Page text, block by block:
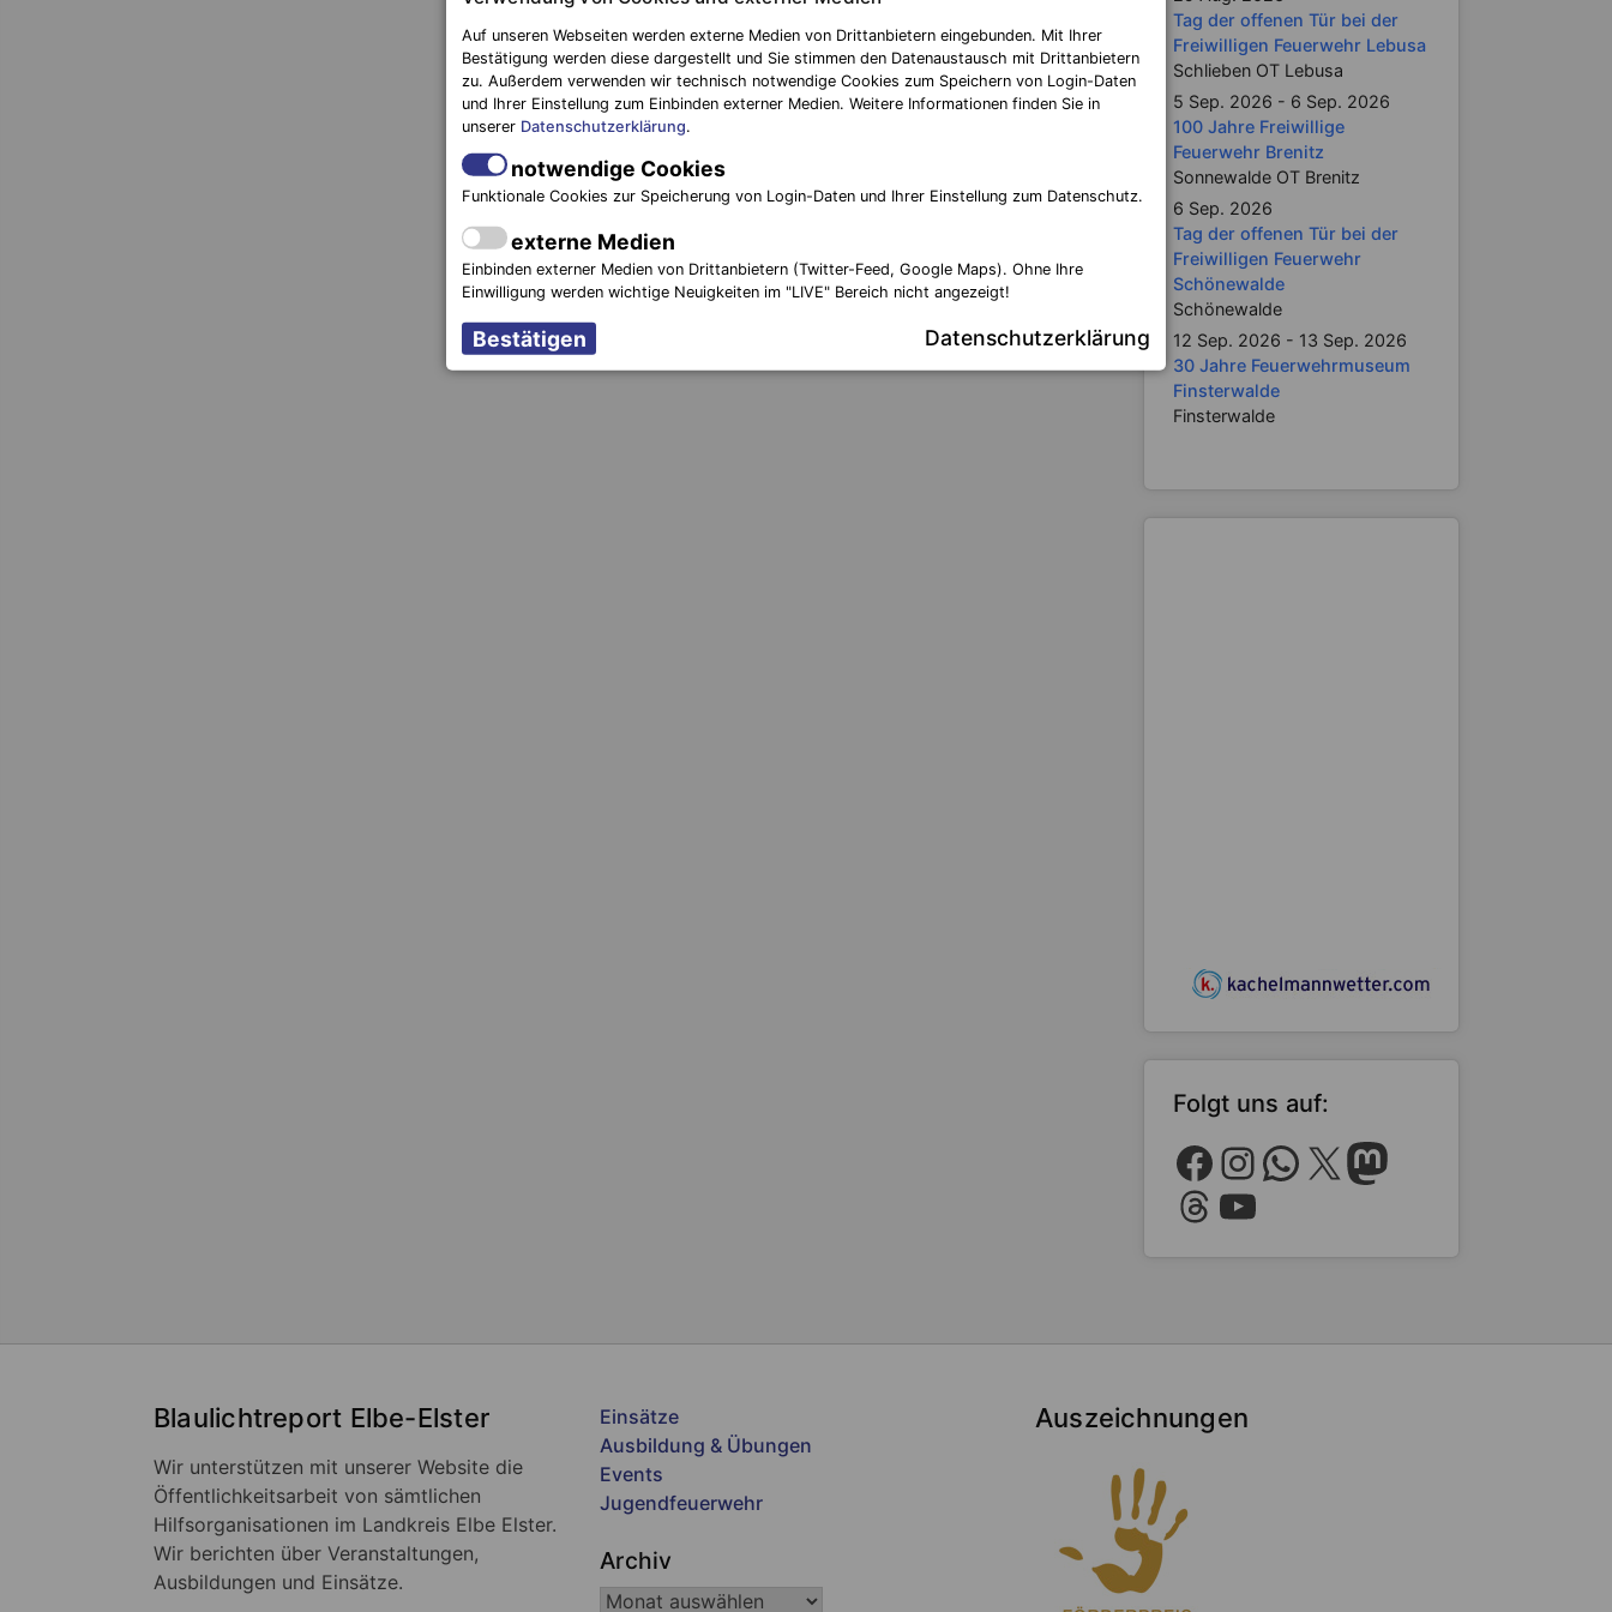
Tag der offenen Tür bei der
Freiwilligen Feuerwehr Lebusa
Schlieben OT Lebusa
5 Sep. 2026 - 6 Sep. 2026
100 Jahre Freiwillige
Feuerwehr Brenitz
Sonnewalde OT Brenitz
6 Sep. 2026
Tag der offenen Tür bei der
Freiwilligen Feuerwehr
Schönewalde
Schönewalde
12 Sep. 2026 - 13 Sep. 2026
30 Jahre Feuerwehrmuseum
Finsterwalde
Finsterwalde
Folgt uns auf:
Facebook
Instagram
WhatsApp
X Mastodon
Threads
YouTube
Blaulichtreport Elbe-Elster
Wir unterstützen mit unserer Website die
Öffentlichkeitsarbeit von sämtlichen
Hilfsorganisationen im Landkreis Elbe Elster.
Wir berichten über Veranstaltungen,
Ausbildungen und Einsätze.
Einsätze
Ausbildung & Übungen
Events
Jugendfeuerwehr
Archiv
Auszeichnungen
Auf unseren Webseiten werden externe Medien von Drittanbietern eingebunden. Mit Ihrer
Bestätigung werden diese dargestellt und Sie stimmen den Datenaustausch mit Drittanbietern
zu. Außerdem verwenden wir technisch notwendige Cookies zum Speichern von Login-Daten
und Ihrer Einstellung zum Einbinden externer Medien. Weitere Informationen finden Sie in
unserer Datenschutzerklärung.
notwendige Cookies
Funktionale Cookies zur Speicherung von Login-Daten und Ihrer Einstellung zum Datenschutz.
externe Medien
Einbinden externer Medien von Drittanbietern (Twitter-Feed, Google Maps). Ohne Ihre
Einwilligung werden wichtige Neuigkeiten im "LIVE" Bereich nicht angezeigt!
Datenschutzerklärung